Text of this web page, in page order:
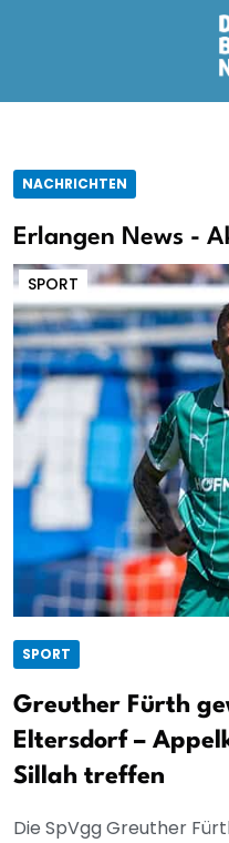
NACHRICHTEN
Erlangen News -
SPORT
SPORT
Greuther Fürth
Eltersdorf –
Sillah treffen
Die SpVgg Greuther